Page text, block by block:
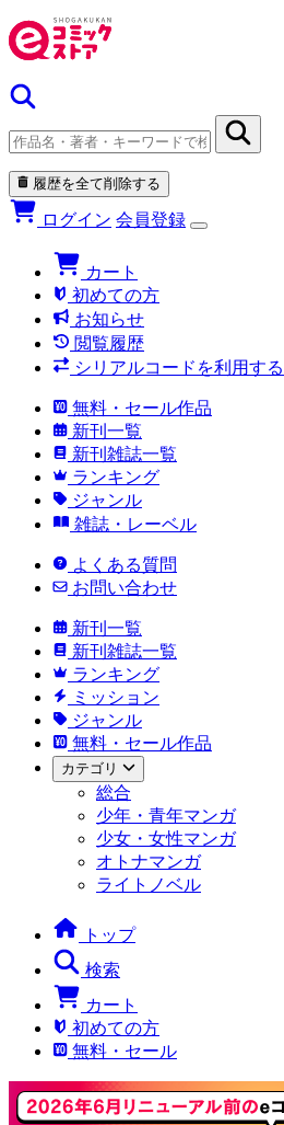
履歴を全て削除する
ログイン 会員登録
カート
初めての方
お知らせ
閲覧履歴
シリアルコードを利用する
無料・セール作品
新刊一覧
新刊雑誌一覧
ランキング
ジャンル
雑誌・レーベル
よくある質問
お問い合わせ
新刊一覧
新刊雑誌一覧
ランキング
ミッション
ジャンル
無料・セール作品
カテゴリ
総合
少年・青年マンガ
少女・女性マンガ
オトナマンガ
ライトノベル
トップ
検索
カート
初めての方
無料・セール